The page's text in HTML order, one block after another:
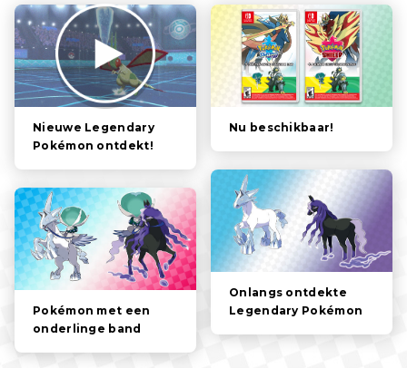
CATEGORY
FILTER:
ALLE
HET VERHAAL
POKÉMON
PERSONAGES
GAMEPLAY
VIDEOS
Nieuwe Legendary
Pokémon ontdekt!
Nu beschikbaar!
Onlangs ontdekte
Legendary Pokémon
Pokémon met een
onderlinge band